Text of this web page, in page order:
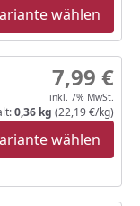
wählen
wählen
7,99 €
inkl. 7% MwSt.
0,36 kg (22,19 €/kg)